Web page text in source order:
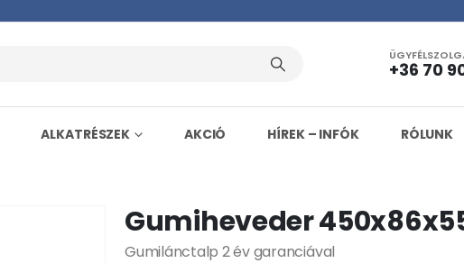
+36 70
ALKATRÉSZEK AKCIÓ HÍREK – INFÓK RÓLUNK
Gumiheveder
Gumilánctalp 2 év garanciával